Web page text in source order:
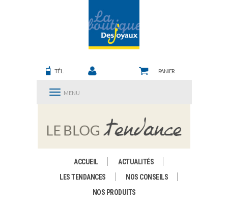
TÉL. PANIER
MENU
ACCUEIL
ACTUALITÉS
LES TENDANCES
NOS CONSEILS
NOS PRODUITS